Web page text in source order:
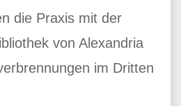
die Praxis mit der
von Alexandria
im Dritten